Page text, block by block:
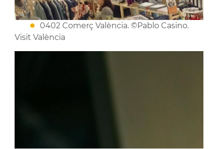
0402 Comerç València. ©Pablo Casino.
Visit València